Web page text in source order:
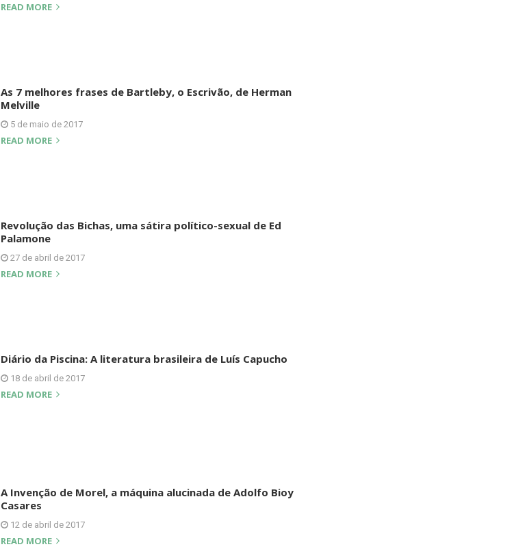
READ MORE
As 7 melhores frases de Bartleby, o Escrivão, de Herman
Melville
5 de maio de 2017
READ MORE
Revolução das Bichas, uma sátira político-sexual de Ed
Palamone
27 de abril de 2017
READ MORE
Diário da Piscina: A literatura brasileira de Luís Capucho
18 de abril de 2017
READ MORE
A Invenção de Morel, a máquina alucinada de Adolfo Bioy
Casares
12 de abril de 2017
READ MORE